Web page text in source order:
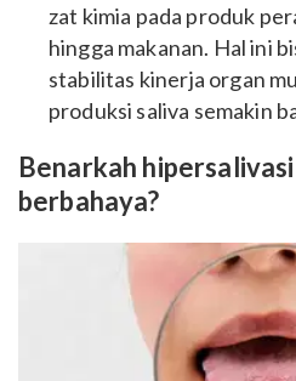
zat kimia pada produk
hingga makanan. Hal ini
stabilitas kinerja organ
produksi saliva semakin
Benarkah
berbahaya?